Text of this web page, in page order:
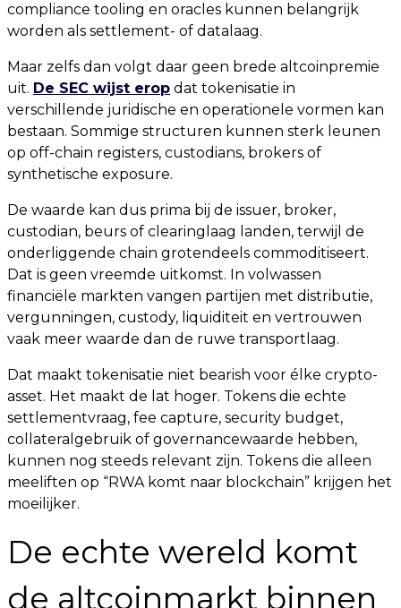
compliance tooling en oracles kunnen belangrijk
worden als settlement- of datalaag.
Maar zelfs dan volgt daar geen brede altcoinpremie
uit. De SEC wijst erop dat tokenisatie in
verschillende juridische en operationele vormen kan
bestaan. Sommige structuren kunnen sterk leunen
op off-chain registers, custodians, brokers of
synthetische exposure.
De waarde kan dus prima bij de issuer, broker,
custodian, beurs of clearinglaag landen, terwijl de
onderliggende chain grotendeels commoditiseert.
Dat is geen vreemde uitkomst. In volwassen
financiële markten vangen partijen met distributie,
vergunningen, custody, liquiditeit en vertrouwen
vaak meer waarde dan de ruwe transportlaag.
Dat maakt tokenisatie niet bearish voor élke crypto-
asset. Het maakt de lat hoger. Tokens die echte
settlementvraag, fee capture, security budget,
collateralgebruik of governancewaarde hebben,
kunnen nog steeds relevant zijn. Tokens die alleen
meeliften op “RWA komt naar blockchain” krijgen het
moeilijker.
De echte wereld komt
de altcoinmarkt binnen